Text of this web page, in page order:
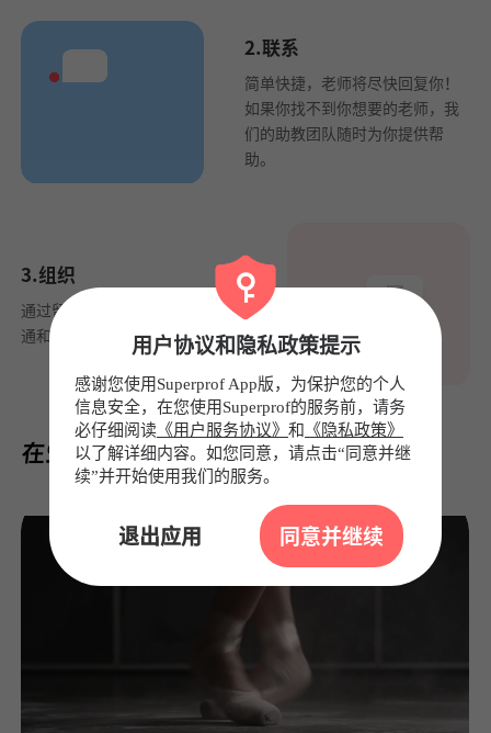
2.联系
简单快捷，老师将尽快回复你！
如果你找不到你想要的老师，我
们的助教团队随时为你提供帮
助。
3.组织
通过留言板与老师或教练轻松沟
通和安排课程。
在Superprof，发现学习的乐趣
用户协议和隐私政策提示
感谢您使用Superprof App版，为保护您的个人
信息安全，在您使用Superprof的服务前，请务
必仔细阅读 《用户服务协议》 和 《隐私政策》
以了解详细内容。如您同意，请点击“同意并继
续”并开始使用我们的服务。
退出应用 同意并继续